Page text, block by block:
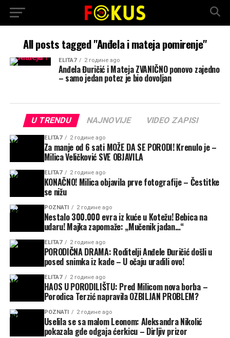
All posts tagged "Anđela i mateja pomirenje"
ELITA7 2 године ago
Anđela Đuričić i Mateja ZVANIČNO ponovo zajedno
– samo jedan potez je bio dovoljan
U TRENDU NAJNOVIJE VIDEO ZAPISI
ELITA7 2 године ago
Za manje od 6 sati MOŽE DA SE PORODI! Krenulo je –
Milica Veličković SVE OBJAVILA
ELITA7 2 године ago
KONAČNO! Milica objavila prve fotografije – Čestitke
se nižu
POZNATI 2 године ago
Nestalo 300.000 evra iz kuće u Kotežu! Bebica na
udaru! Majka zapomaže: „Mučenik jadan…“
ELITA7 2 године ago
PORODIČNA DRAMA: Roditelji Anđele Đuričić došli u
posed snimka iz kade – U očaju uradili ovo!
ELITA7 2 године ago
HAOS U PORODILIŠTU: Pred Milicom nova borba –
Porodica Terzić napravila OZBILJAN PROBLEM?
POZNATI 2 године ago
Uselila se sa malom Leonom: Aleksandra Nikolić
pokazala gde odgaja ćerkicu – Dirljiv prizor